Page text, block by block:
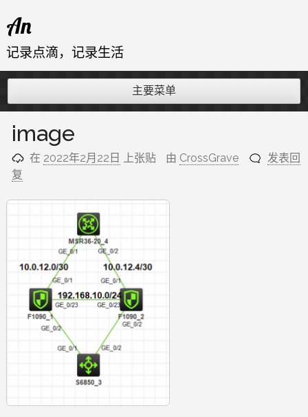
至
内
An
记录点滴，记录生活
主要菜单
image
在 2022年2月22日 上张贴 由 CrossGrave
发表回
复